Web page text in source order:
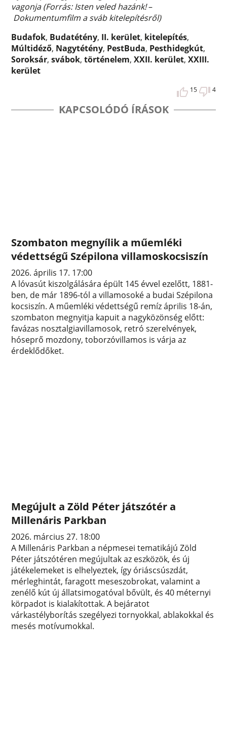
vagonja (Forrás: Isten veled hazánk!–
Dokumentumfilm a sváb kitelepítésről)
Budafok, Budatétény, II. kerület, kitelepítés,
Múltidéző, Nagytétény, PestBuda, Pesthidegkút,
Soroksár,svábok,történelem,XXII. kerület,XXIII.
kerület
15 4
KAPCSOLÓDÓ ÍRÁSOK
Szombaton megnyílik a műemléki
védettségű Szépilona villamoskocsiszín
2026. április 17. 17:00
A lóvasút kiszolgálására épült 145 évvel ezelőtt, 1881-
ben, de már 1896-tól a villamosoké a budai Szépilona
kocsiszín. A műemléki védettségű remíz április 18-án,
szombaton megnyitja kapuit a nagyközönség előtt:
favázas nosztalgiavillamosok, retró szerelvények,
hóseprő mozdony, toborzóvillamos is várja az
érdeklődőket.
Megújult a Zöld Péter játszótér a
Millenáris Parkban
2026. március 27. 18:00
A Millenáris Parkban a népmesei tematikájú Zöld
Péter játszótéren megújultak az eszközök, és új
játékelemeket is elhelyeztek, így óriáscsúszdát,
mérleghintát, faragott meseszobrokat, valamint a
zenélő kút új állatsimogatóval bővült, és 40 méternyi
körpadot is kialakítottak. A bejáratot
várkastélyborítás szegélyezi tornyokkal, ablakokkal és
mesés motívumokkal.